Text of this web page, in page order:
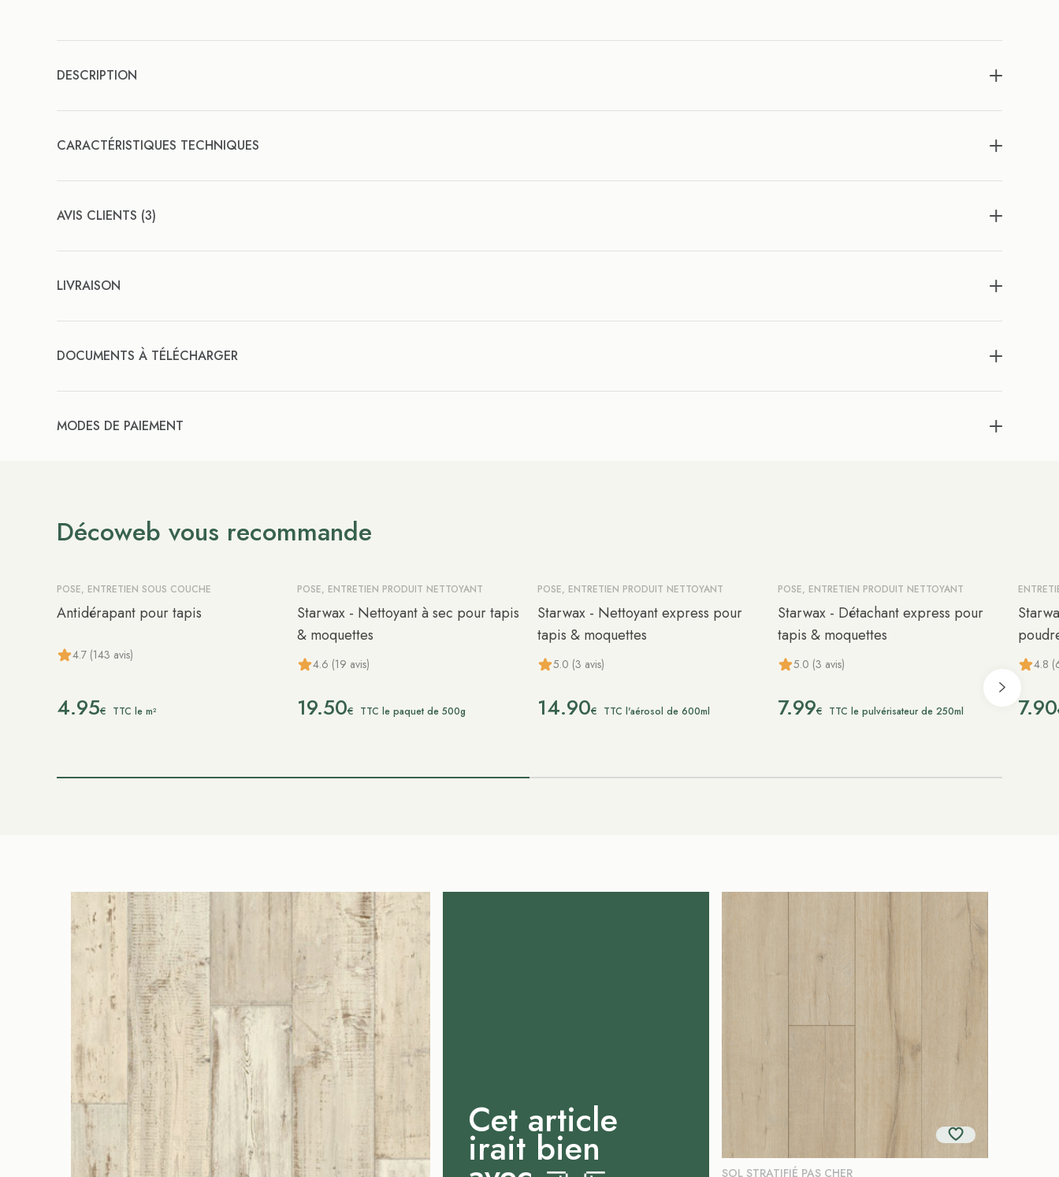
DESCRIPTION
CARACTÉRISTIQUES TECHNIQUES
AVIS CLIENTS (3)
LIVRAISON
DOCUMENTS À TÉLÉCHARGER
MODES DE PAIEMENT
Décoweb vous recommande
POSE, ENTRETIEN SOUS COUCHE
Antidérapant pour tapis
4.7 (143 avis)
4.95€ TTC le m²
POSE, ENTRETIEN PRODUIT NETTOYANT
Starwax - Nettoyant à sec pour tapis
& moquettes
4.6 (19 avis)
19.50€ TTC le paquet de 500g
POSE, ENTRETIEN PRODUIT NETTOYANT
Starwax - Nettoyant express pour
tapis & moquettes
5.0 (3 avis)
14.90€ TTC l'aérosol de 600ml
POSE, ENTRETIEN PRODUIT NETTOYANT
Starwax - Détachant express pour
tapis & moquettes
5.0 (3 avis)
7.99€ TTC le pulvérisateur de 250ml
4.8
7.90
Cet article
irait bien
SOL STRATIFIÉ PAS CHER